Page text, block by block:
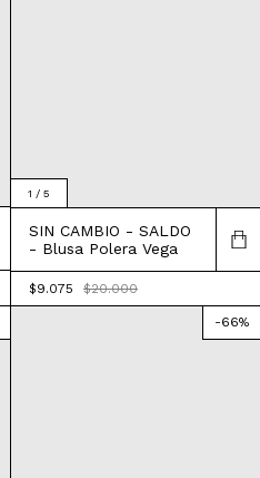
1 / 5
SIN CAMBIO - SALDO
- Blusa Polera Vega
$9.075 $20.000
-66%